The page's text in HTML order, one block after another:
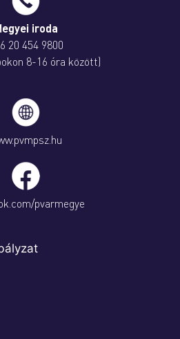
iroda
20 454 9800
8-16 óra között)
pvarmegye